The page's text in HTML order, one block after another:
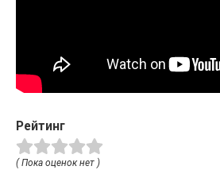
Рейтинг
( Пока оценок нет )